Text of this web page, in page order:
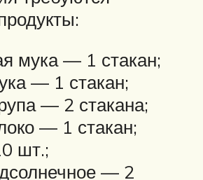
мука — 1 стакан;
— 1 стакан;
— 2 стакана;
— 1 стакан;
шт.;
— 2